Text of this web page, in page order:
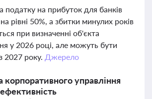
податку на прибуток для банків
рівні 50%, а збитки минулих років
при визначенні об'єкта
у 2026 році, але можуть бути
2027 року. Джерело
управління